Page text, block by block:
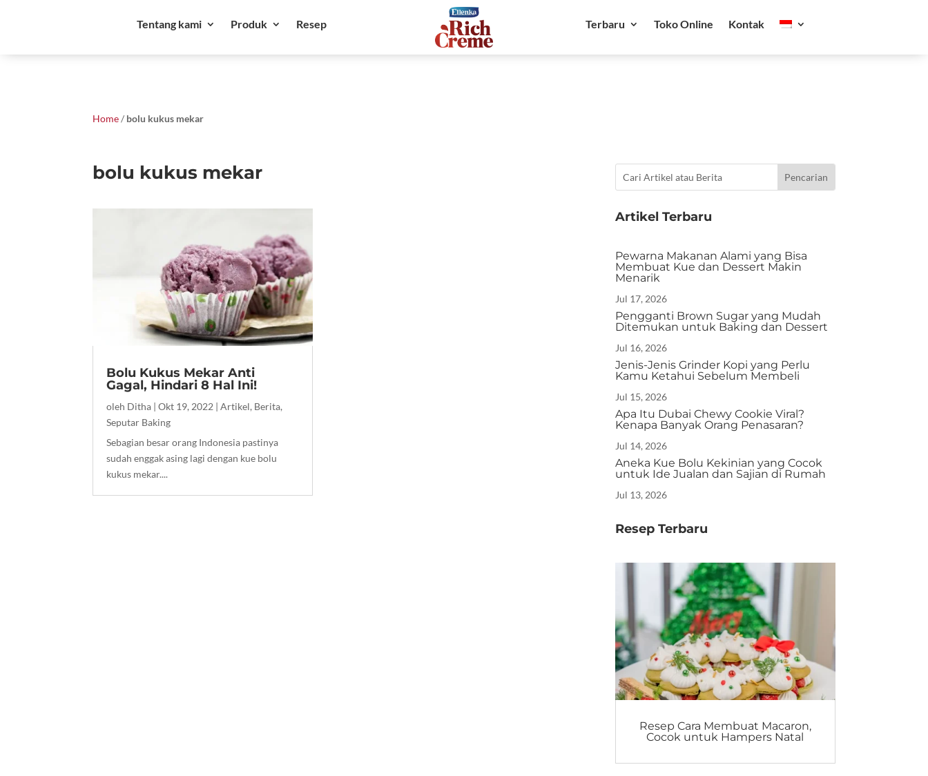
Tentang kami Produk Resep Terbaru Toko Online Kontak
Home/ bolu kukus mekar
bolu kukus mekar
Bolu Kukus Mekar Anti
Gagal, Hindari 8 Hal Ini!
oleh Ditha |Okt 19, 2022 |Artikel, Berita,
Seputar Baking
Sebagian besar orang Indonesia pastinya
sudah enggak asing lagi dengan kue bolu
kukus mekar....
Artikel Terbaru
Pewarna Makanan Alami yang Bisa
Membuat Kue dan Dessert Makin
Menarik
Jul 17, 2026
Pengganti Brown Sugar yang Mudah
Ditemukan untuk Baking dan Dessert
Jul 16, 2026
Jenis-Jenis Grinder Kopi yang Perlu
Kamu Ketahui Sebelum Membeli
Jul 15, 2026
Apa Itu Dubai Chewy Cookie Viral?
Kenapa Banyak Orang Penasaran?
Jul 14, 2026
Aneka Kue Bolu Kekinian yang Cocok
untuk Ide Jualan dan Sajian di Rumah
Jul 13, 2026
Resep Terbaru
Resep Cara Membuat Macaron,
Cocok untuk Hampers Natal